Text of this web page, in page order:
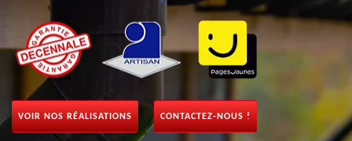
VOIR NOS RÉALISATIONS CONTACTEZ-NOUS !